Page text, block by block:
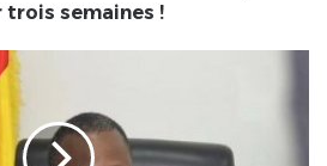
trois semaines !